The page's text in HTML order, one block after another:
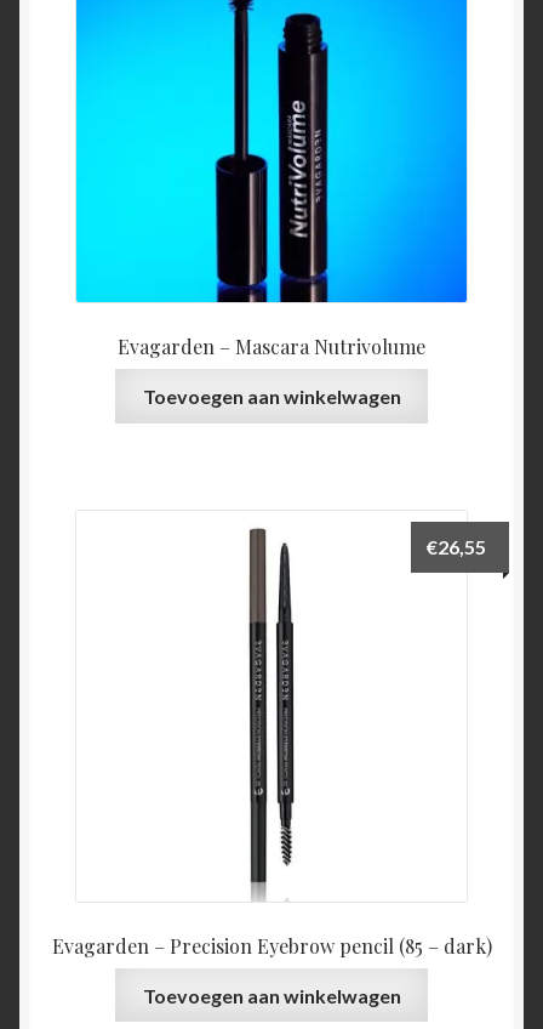
Evagarden – Mascara Nutrivolume
Toevoegen aan winkelwagen
Evagarden – Precision Eyebrow pencil (85 – dark)
€26,55
Toevoegen aan winkelwagen